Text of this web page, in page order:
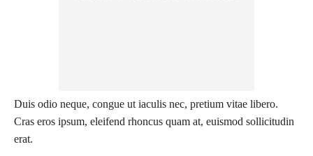
Duis odio neque, congue ut iaculis nec, pretium vitae libero.
Cras eros ipsum, eleifend rhoncus quam at, euismod sollicitudin
erat.